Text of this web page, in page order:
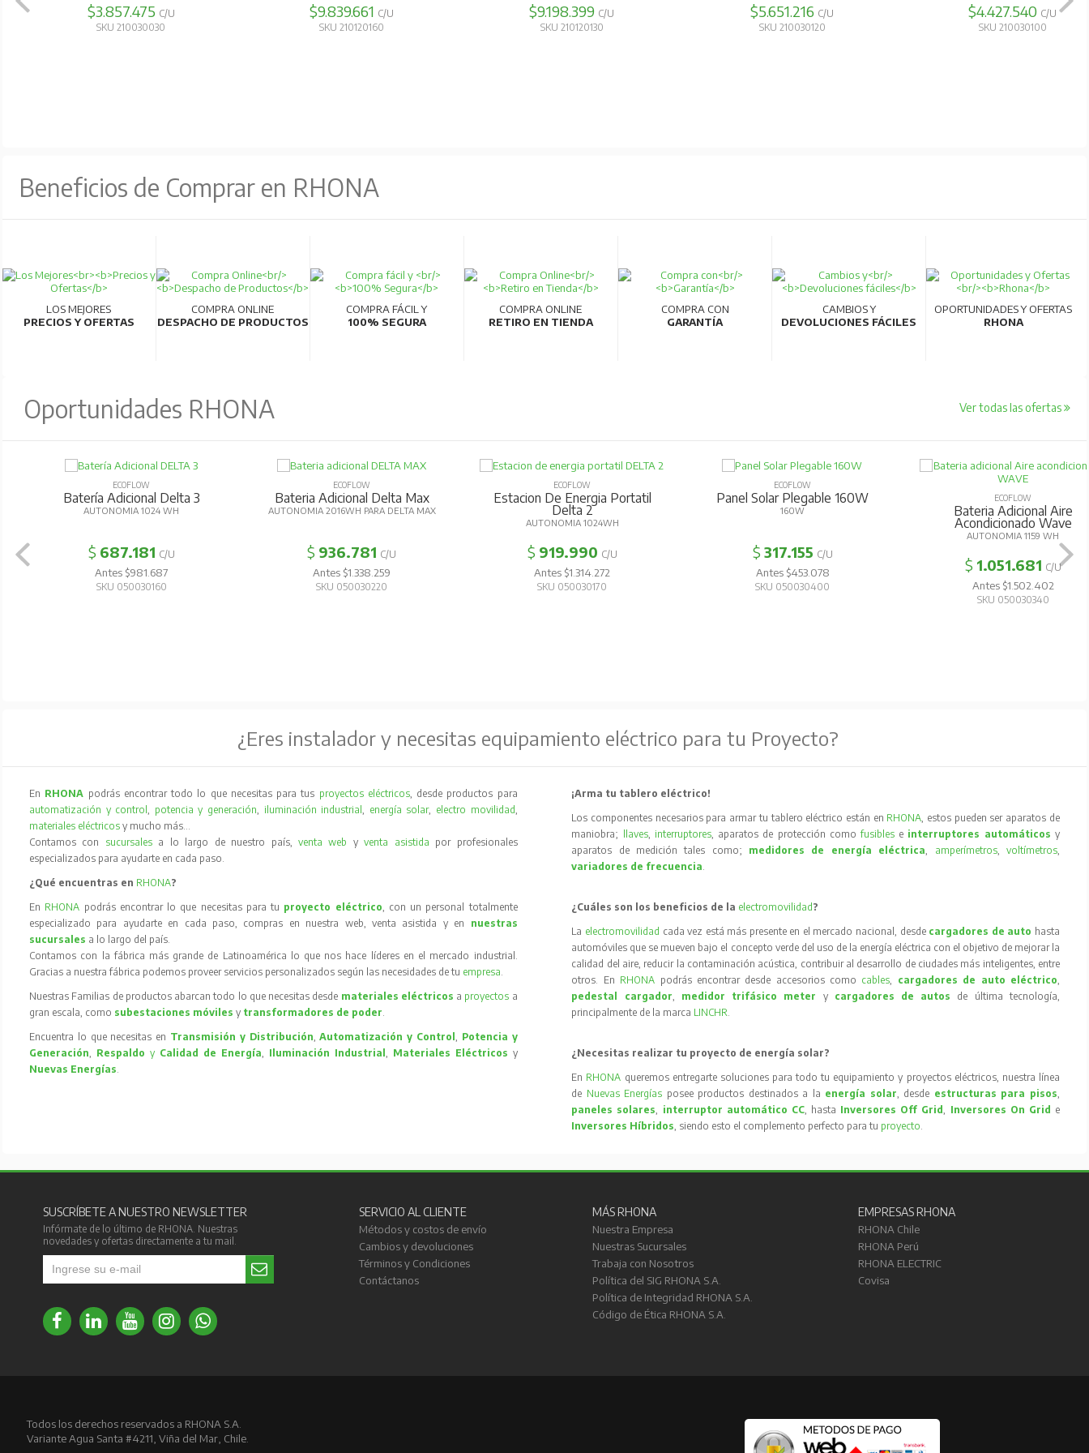
$4.427.540 C/U
SKU 210030100
$6.408.052C/U
SKU 210120080
$11.189.685C/U
SKU 210120140
$4.945.010C/U
SKU 210030300
$6.999.116 C/U
SKU 210120240
Beneficios de Comprar en RHONA
LOS MEJORES
PRECIOS Y OFERTAS
COMPRA ONLINE
DESPACHO DE PRODUCTOS
COMPRA FÁCIL Y
100% SEGURA
COMPRA ONLINE
RETIRO EN TIENDA
COMPRA CON
GARANTÍA
CAMBIOS Y
DEVOLUCIONES FÁCILES
OPORTUNIDADES Y OFERTAS
RHONA
Oportunidades RHONA Ver todas las ofertas
ECOFLOW
Batería Adicional Delta 3
AUTONOMIA 1024 WH
$ 687.181 C/U
Antes $981.687
SKU 050030160
ECOFLOW
Bateria Adicional Delta Max
AUTONOMIA 2016WH PARA DELTA MAX
$ 936.781 C/U
Antes $1.338.259
SKU 050030220
ECOFLOW
Estacion De Energia Portatil
Delta 2
AUTONOMIA 1024WH
$ 919.990 C/U
Antes $1.314.272
SKU 050030170
ECOFLOW
Panel Solar Plegable 160W
160W
$ 317.155 C/U
Antes $453.078
SKU 050030400
ECOFLOW
Bateria Adicional Aire
Acondicionado Wave
AUTONOMIA 1159 WH
$ 1.051.681 C/U
Antes $1.502.402
SKU 050030340
¿Eres instalador y necesitas equipamiento eléctrico para tu Proyecto?
En RHONA podrás encontrar todo lo que necesitas para tus proyectos eléctricos, desde productos para
automatización y control, potencia y generación, iluminación industrial, energía solar, electro movilidad,
materiales eléctricos y mucho más…
Contamos con sucursales a lo largo de nuestro país, venta web yventa asistida por profesionales
especializados para ayudarte en cada paso.
¿Qué encuentras en RHONA?
En RHONA podrás encontrar lo que necesitas para tu proyecto eléctrico, con un personal totalmente
especializado para ayudarte en cada paso, compras en nuestra web, venta asistida y en nuestras
sucursales a lo largo del país.
Contamos con la fábrica más grande de Latinoamérica lo que nos hace líderes en el mercado industrial.
Gracias a nuestra fábrica podemos proveer servicios personalizados según las necesidades de tu empresa.
Nuestras Familias de productos abarcan todo lo que necesitas desde materiales eléctricos a proyectos a
gran escala, como subestaciones móvilesy transformadores de poder.
Encuentra lo que necesitas en Transmisión y Distribución,Automatización y Control, Potencia y
Generación, Respaldo y Calidad de Energía, Iluminación Industrial , Materiales Eléctricos y
Nuevas Energías.
¡Arma tu tablero eléctrico!
Los componentes necesarios para armar tu tablero eléctrico están en RHONA, estos pueden ser aparatos de
maniobra;
llaves, interruptores, aparatos de protección comofusibles e interruptores automáticos y
aparatos de medición tales como; medidores de energía eléctrica, amperímetros, voltímetros,
variadores de frecuencia.
¿Cuáles son los beneficios de la electromovilidad ?
La electromovilidad cada vez está más presente en el mercado nacional, desde cargadores de auto hasta
automóviles que se mueven bajo el concepto verde del uso de la energía eléctrica con el objetivo de mejorar la
calidad del aire, reducir la contaminación acústica, contribuir al desarrollo de ciudades más inteligentes, entre
otros. En RHONA podrás encontrar desde accesorios como cables, cargadores de auto eléctrico,
pedestal cargador, medidor trifásico meter y cargadores de autos
de última tecnología,
principalmente de la marca LINCHR.
¿Necesitas realizar tu proyecto de energía solar?
En RHONA queremos entregarte soluciones para todo tu equipamiento y proyectos eléctricos, nuestra línea
de Nuevas Energías posee productos destinados a la energía solar, desde estructuras para pisos,
paneles solares, interruptor automático CC, hasta Inversores Off Grid, Inversores On Grid e
Inversores Híbridos, siendo esto el complemento perfecto para tu proyecto.
SUSCRÍBETE A NUESTRO NEWSLETTER
Infórmate de lo último de RHONA. Nuestras
novedades y ofertas directamente a tu mail.
SERVICIO AL CLIENTE
Métodos y costos de envío
Cambios y devoluciones
Términos y Condiciones
Contáctanos
MÁS RHONA
Nuestra Empresa
Nuestras Sucursales
Trabaja con Nosotros
Política del SIG RHONA S.A.
Política de Integridad RHONA S.A.
Código de Ética RHONA S.A.
EMPRESAS RHONA
RHONA Chile
RHONA Perú
RHONA ELECTRIC
Covisa
Todos los derechos reservados a RHONA S.A.
Variante Agua Santa #4211, Viña del Mar, Chile.